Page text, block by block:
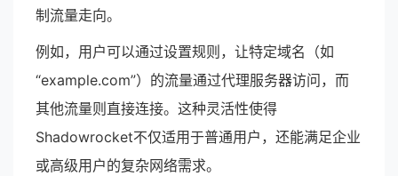
制流量走向。
例如，用户可以通过设置规则，让特定域名（如
“example.com”）的流量通过代理服务器访问，而
其他流量则直接连接。这种灵活性使得
Shadowrocket不仅适用于普通用户，还能满足企业
或高级用户的复杂网络需求。